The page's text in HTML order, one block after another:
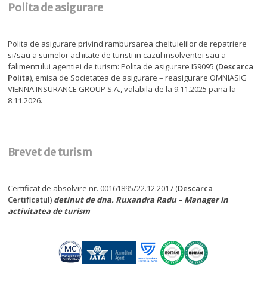
Polita de asigurare
Polita de asigurare privind rambursarea cheltuielilor de repatriere
si/sau a sumelor achitate de turisti in cazul insolventei sau a
falimentului agentiei de turism: Polita de asigurare I59095 (Descarca
Polita), emisa de Societatea de asigurare – reasigurare OMNIASIG
VIENNA INSURANCE GROUP S.A., valabila de la 9.11.2025 pana la
8.11.2026.
Brevet de turism
Certificat de absolvire nr. 00161895/22.12.2017 (Descarca
Certificatul) detinut de dna. Ruxandra Radu – Manager in
activitatea de turism